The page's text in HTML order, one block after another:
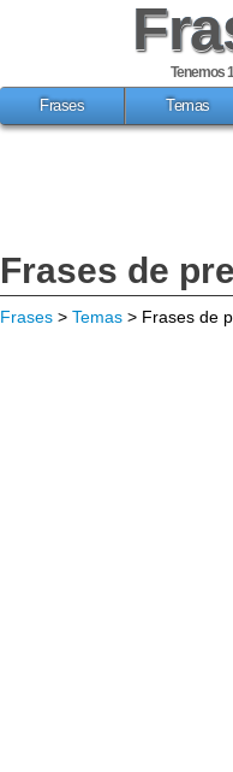
Tenemos
Frases
Temas
Frases de
Frases > Temas > Frases de